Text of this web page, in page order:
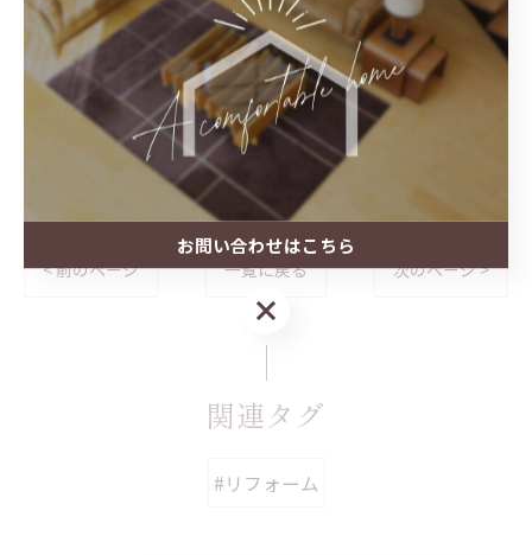
#職人技
#経年劣化
#株式会社シマコシ
< 前のページ 一覧に戻る 次のページ >
関連タグ
#リフォーム
お問い合わせはこちら
お問い合わせはこちら